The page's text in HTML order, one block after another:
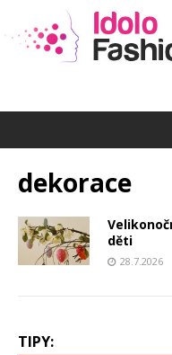
dekorace
děti
28.7.2026
TIPY: